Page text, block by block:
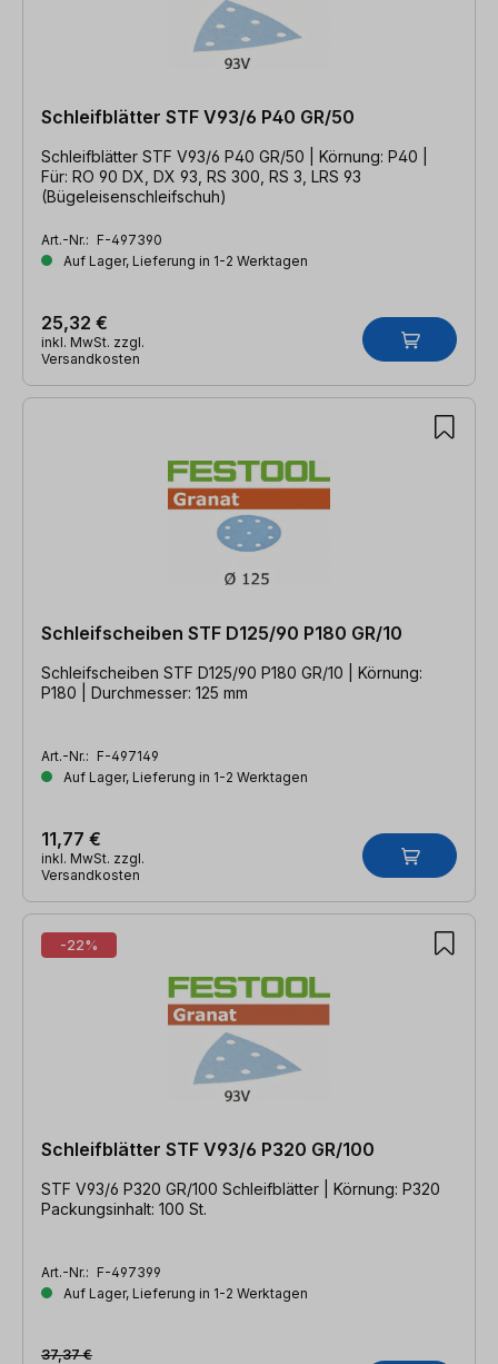
Schleifblätter STF V93/6 P40 GR/50
Schleifblätter STF V93/6 P40 GR/50 | Körnung: P40 |
Für: RO 90 DX, DX 93, RS 300, RS 3, LRS 93
(Bügeleisenschleifschuh)
Art.-Nr.: F-497390
Auf Lager, Lieferung in 1-2 Werktagen
25,32 €
inkl. MwSt. zzgl.
Versandkosten
Schleifscheiben STF D125/90 P180 GR/10
Schleifscheiben STF D125/90 P180 GR/10 | Körnung:
P180 | Durchmesser: 125 mm
Art.-Nr.: F-497149
Auf Lager, Lieferung in 1-2 Werktagen
11,77 €
inkl. MwSt. zzgl.
Versandkosten
-22%
Schleifblätter STF V93/6 P320 GR/100
STF V93/6 P320 GR/100 Schleifblätter | Körnung: P320
Packungsinhalt: 100 St.
Art.-Nr.: F-497399
Auf Lager, Lieferung in 1-2 Werktagen
37,37 €